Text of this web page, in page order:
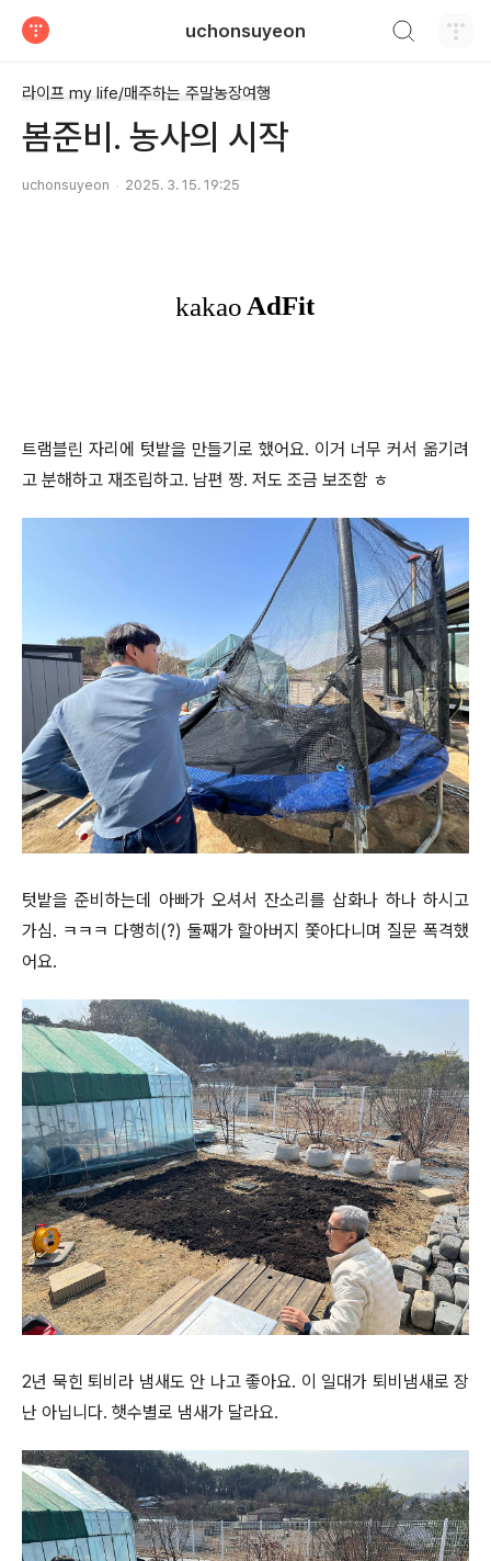
uchonsuyeon
라이프 my life/매주하는 주말농장여행
봄준비. 농사의 시작
uchonsuyeon 2025. 3. 15. 19:25
트램블린 자리에 텃밭을 만들기로 했어요. 이거 너무 커서 옮기려
고 분해하고 재조립하고. 남편 짱. 저도 조금 보조함 ㅎ
텃밭을 준비하는데 아빠가 오셔서 잔소리를 삽화나 하나 하시고
가심. ㅋㅋㅋ 다행히(?) 둘째가 할아버지 쫓아다니며 질문 폭격했
어요.
2년 묵힌 퇴비라 냄새도 안 나고 좋아요. 이 일대가 퇴비냄새로 장
난 아닙니다. 햇수별로 냄새가 달라요.